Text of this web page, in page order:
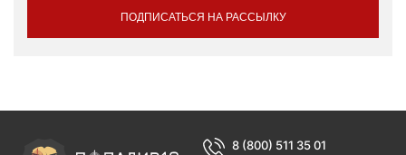
ПОДПИСАТЬСЯ НА РАССЫЛКУ
8 (800) 511 35 01